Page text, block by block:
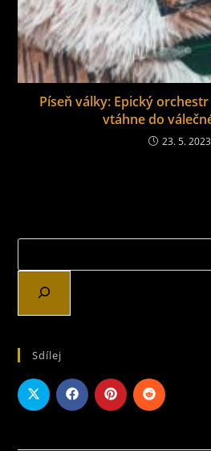
Píseň války: Epický
vtáhne do
23. 5. 2023
Sdílej